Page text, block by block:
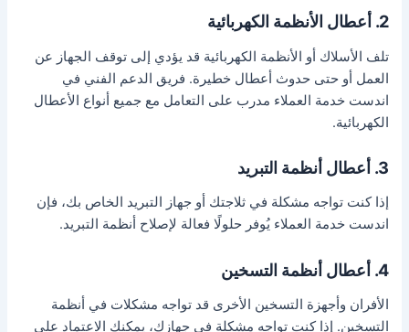
2. أعطال الأنظمة الكهربائية
تلف الأسلاك أو الأنظمة الكهربائية قد يؤدي إلى توقف الجهاز عن
العمل أو حتى حدوث أعطال خطيرة. فريق الدعم الفني في
اندست خدمة العملاء مدرب على التعامل مع جميع أنواع الأعطال
الكهربائية.
3. أعطال أنظمة التبريد
إذا كنت تواجه مشكلة في ثلاجتك أو جهاز التبريد الخاص بك، فإن
اندست خدمة العملاء يُوفر حلولًا فعالة لإصلاح أنظمة التبريد.
4. أعطال أنظمة التسخين
الأفران وأجهزة التسخين الأخرى قد تواجه مشكلات في أنظمة
التسخين. إذا كنت تواجه مشكلة في جهازك، يمكنك الاعتماد على